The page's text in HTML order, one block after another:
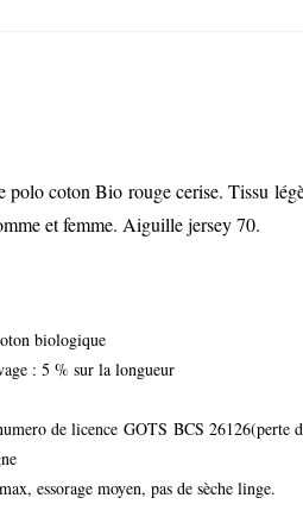
polo coton Bio rouge cerise. Tissu
et femme. Aiguille jersey 70.
biologique
: 5 % sur la longueur
de licence GOTS BCS 26126(perte
essorage moyen, pas de sèche linge.